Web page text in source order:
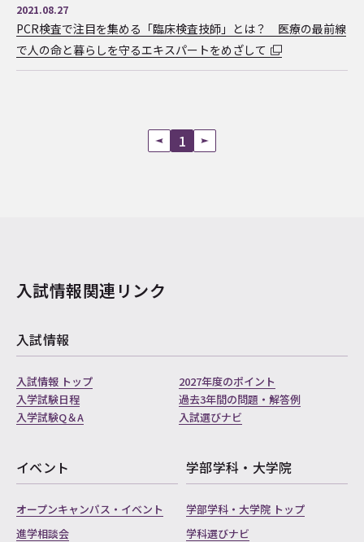
2021.08.27
PCR検査で注目を集める「臨床検査技師」とは？ 医療の最前線
で人の命と暮らしを守るエキスパートをめざして
1
入試情報関連リンク
入試情報
入試情報 トップ
2027年度のポイント
入学試験日程
過去3年間の問題・解答例
入学試験Q＆A
入試選びナビ
イベント
オープンキャンパス・イベント
進学相談会
学部学科・大学院
学部学科・大学院 トップ
学科選びナビ